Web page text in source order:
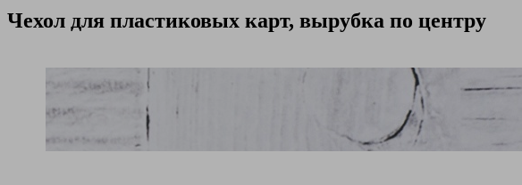
Чехол для пластиковых карт, вырубка по центру